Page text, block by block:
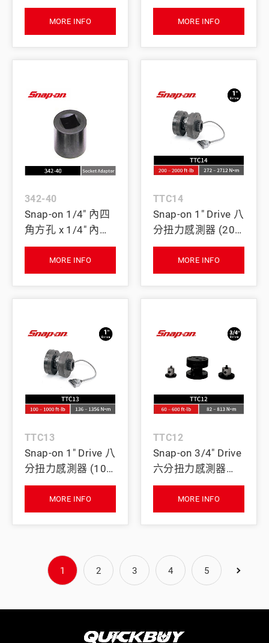
角方孔 扭力校驗用
套筒轉接器
MORE INFO
角方孔 扭力校驗用
套筒轉接器
MORE INFO
342-40
Snap-on 1/4" 內四
角方孔 x 1/4" 內四
角方孔 扭力校驗用
套筒轉接器
MORE INFO
TTC14
Snap-on 1" Drive 八
分扭力感測器 (200
–2000 ft-lb)
MORE INFO
TTC13
Snap-on 1" Drive 八
分扭力感測器 (100
–1000 ft-lb)
MORE INFO
TTC12
Snap-on 3/4" Drive
六分扭力感測器
(60–600 ft-lb)
MORE INFO
1 2 3 4 5